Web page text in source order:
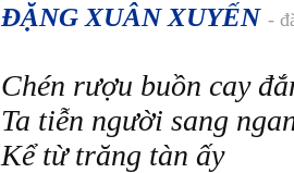
ĐẶNG XUÂN XUYẾN -
Chén rượu buồn cay
Ta tiễn người sang
Kể từ trăng tàn ấy